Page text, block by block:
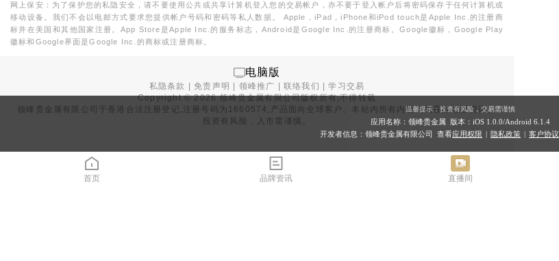
网上保安：为了保护您的私隐安全，请不要使用公共或共享计算机登入您的交易帐户，亦不要于登入帐户后将密码保存于任何计算机或
移动设备。我们不会以电邮方式要求您提供帐户号码和密码等私人数据。 Apple，iPad，iPhone和iPod touch是Apple Inc.的注册商
标并在美国和其他国家注册。App Store是Apple Inc.的服务标志，Android是Google Inc.的注册商标。Google徽标，Google Play
徽标和Google界面是Google Inc.的商标或注册商标。
电脑版
私隐条款 |免责声明 领峰推广 |联络我们 |学习交易
Copyright ©2026领峰贵金属有限公司版权所有,不得转载
领峰贵金属有限公司于 香港合法注册登记 ,注册号码为1660574,产品面向全球客户。本站内所有内容均为香港地区资讯。
投资有风险，入市需谨慎。
首页 品牌资讯 直播间
温馨提示：投资有风险，交易需谨慎
应用名称：领峰贵金属 版本：iOS 1.0.0/Android 6.1.4
开发者信息：领峰贵金属有限公司 查看应用权限 | 隐私政策 | 客户协议